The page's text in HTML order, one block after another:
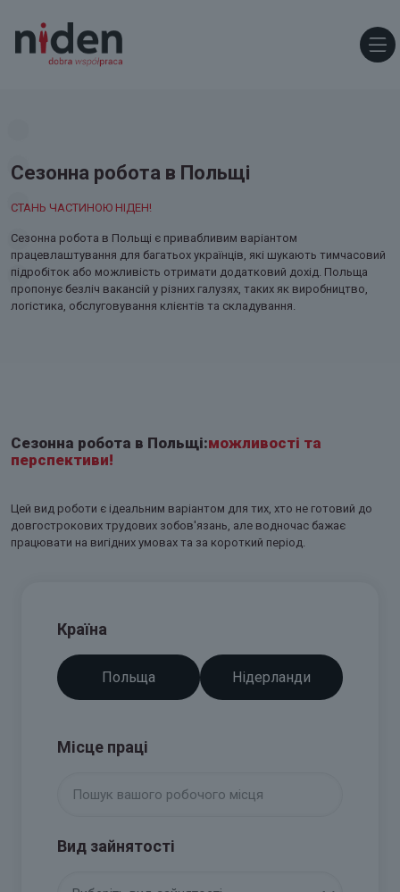
Сезонна робота в Польщі
СТАНЬ ЧАСТИНОЮ НІДЕН!
Сезонна робота в Польщі є привабливим варіантом
працевлаштування для багатьох українців, які шукають тимчасовий
підробіток або можливість отримати додатковий дохід. Польща
пропонує безліч вакансій у різних галузях, таких як виробництво,
логістика, обслуговування клієнтів та складування.
Сезонна робота в Польщі:можливості та
перспективи!
Цей вид роботи є ідеальним варіантом для тих, хто не готовий до
довгострокових трудових зобов'язань, але водночас бажає
працювати на вигідних умовах та за короткий період.
Країна
Польща Нідерланди
Місце праці
Вид зайнятості